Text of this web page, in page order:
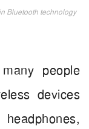
Bluetooth technology
people
devices